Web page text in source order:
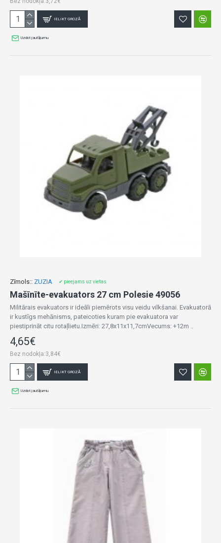
IELIKT GROZĀ
Uzdot jautājumu
Zīmols:: ZUZIA ✔ pieejams uz vietas
Mašīnīte-evakuators 27 cm Polesie 49056
Militārais evakuators ir ideāli piemērots visu veidu vilkšanai. Evakuatorā
ir kustīgs mehānisms, pateicoties kuram pie evakuatora var
piestiprināt citu rotaļlietu.Izmēri: 27,8x11x11,7cmVecums: +12m ..
4,65€
Bez nodokļa:3,84€
IELIKT GROZĀ
Uzdot jautājumu